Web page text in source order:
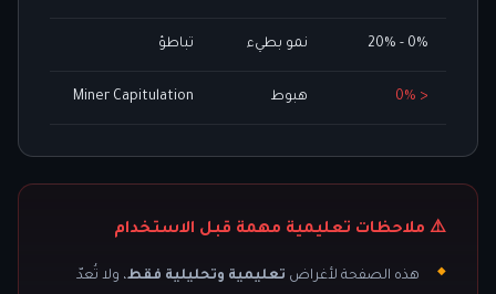
0% - 20% نمو بطيء تباطؤ
< 0% هبوط Miner Capitulation
⚠️ ملاحظات تعليمية مهمة قبل الاستخدام
هذه الصفحة لأغراض تعليمية وتحليلية فقط، ولا تُعدّ